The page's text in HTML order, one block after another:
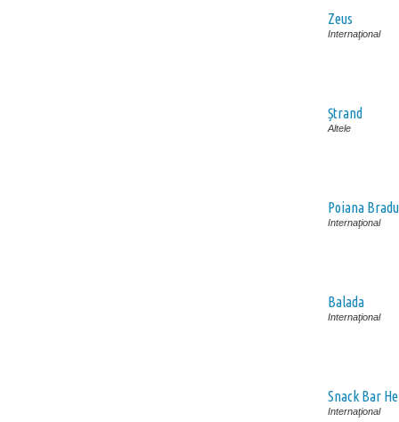
Zeus
Internaţional
Ștrand
Altele
Poiana
Internaţional
Balada
Internaţional
Snack Bar
Internaţional